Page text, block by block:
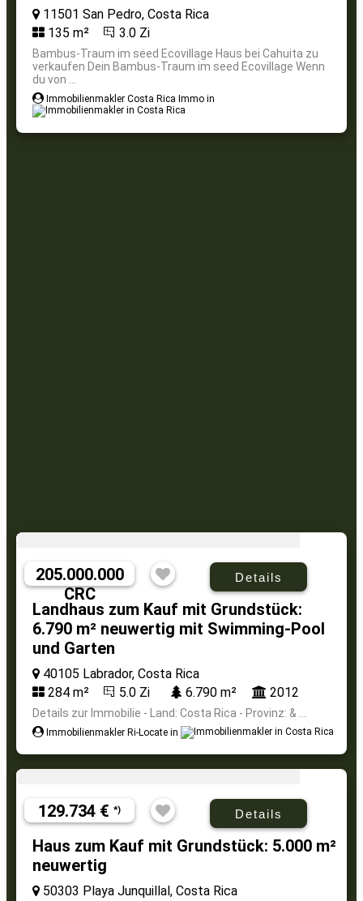
11501 San Pedro, Costa Rica
135 m²
3.0 Zi
Bambus-Traum im seed Ecovillage Haus bei Cahuita zu
verkaufen Dein Bambus-Traum im seed Ecovillage Wenn
du von ...
Immobilienmakler Costa Rica Immo in
205.000.000
CRC
Details
Landhaus zum Kauf mit Grundstück:
6.790 m² neuwertig mit Swimming-Pool
und Garten
40105 Labrador, Costa Rica
284 m²
5.0 Zi 6.790 m² 2012
Details zur Immobilie - Land: Costa Rica - Provinz: & ...
Immobilienmakler Ri-Locate in
129.734 € *) Details
Haus zum Kauf mit Grundstück: 5.000 m²
neuwertig
50303 Playa Junquillal, Costa Rica